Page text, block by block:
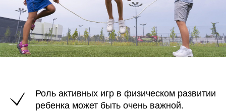
Роль активных игр в физическом развитии
ребенка может быть очень важной.